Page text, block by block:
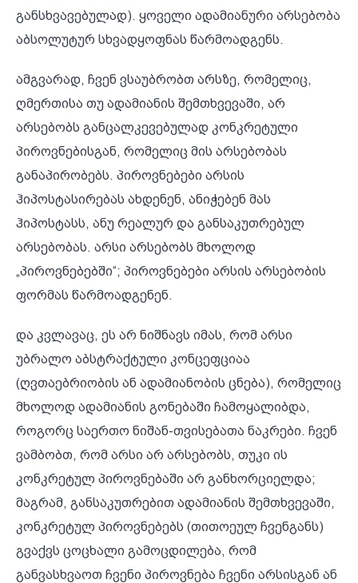
განსხვავებულად). ყოველი ადამიანური არსებობა
აბსოლუტურ სხვადყოფნას წარმოადგენს.
ამგვარად, ჩვენ ვსაუბრობთ არსზე, რომელიც,
ღმერთისა თუ ადამიანის შემთხვევაში, არ
არსებობს განცალკევებულად კონკრეტული
პიროვნებისგან, რომელიც მის არსებობას
განაპირობებს. პიროვნებები არსის
ჰიპოსტასირებას ახდენენ, ანიჭებენ მას
ჰიპოსტასს, ანუ რეალურ და განსაკუთრებულ
არსებობას. არსი არსებობს მხოლოდ
„პიროვნებებში“; პიროვნებები არსის არსებობის
ფორმას წარმოადგენენ.
და კვლავაც, ეს არ ნიშნავს იმას, რომ არსი
უბრალო აბსტრაქტული კონცეფციაა
(ღვთაებრიობის ან ადამიანობის ცნება), რომელიც
მხოლოდ ადამიანის გონებაში ჩამოყალიბდა,
როგორც საერთო ნიშან-თვისებათა ნაკრები. ჩვენ
ვამბობთ, რომ არსი არ არსებობს, თუკი ის
კონკრეტულ პიროვნებაში არ განხორციელდა;
მაგრამ, განსაკუთრებით ადამიანის შემთხვევაში,
კონკრეტულ პიროვნებებს (თითოეულ ჩვენგანს)
გვაქვს ცოცხალი გამოცდილება, რომ
განვასხვაოთ ჩვენი პიროვნება ჩვენი არსისგან ან